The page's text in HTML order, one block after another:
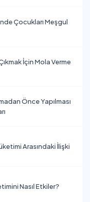
Çocukları Meşgul
İçin Mola Verme
Önce Yapılması
Arasındaki İlişki
Nasıl Etkiler?